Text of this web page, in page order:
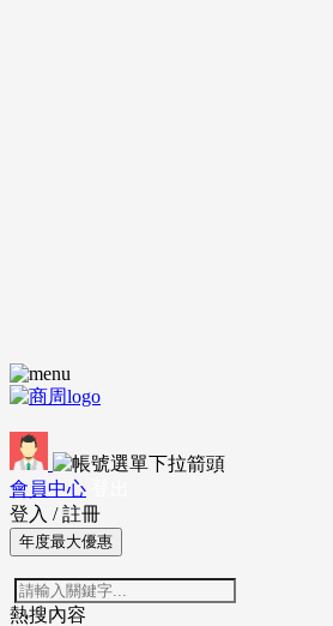
會員中心
登入 / 註冊
年度最大優惠
熱搜內容